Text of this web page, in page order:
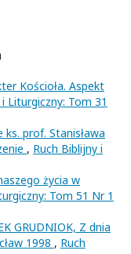
Kościoła. Aspekt
Liturgiczny: Tom 31
ks. prof. Stanisława
, Ruch Biblijny i
życia w
Tom 51 Nr 1
GRUDNIOK, Z dnia
1998 , Ruch